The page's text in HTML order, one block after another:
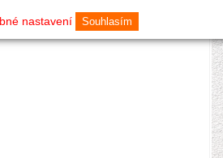
nastavení Souhlasím